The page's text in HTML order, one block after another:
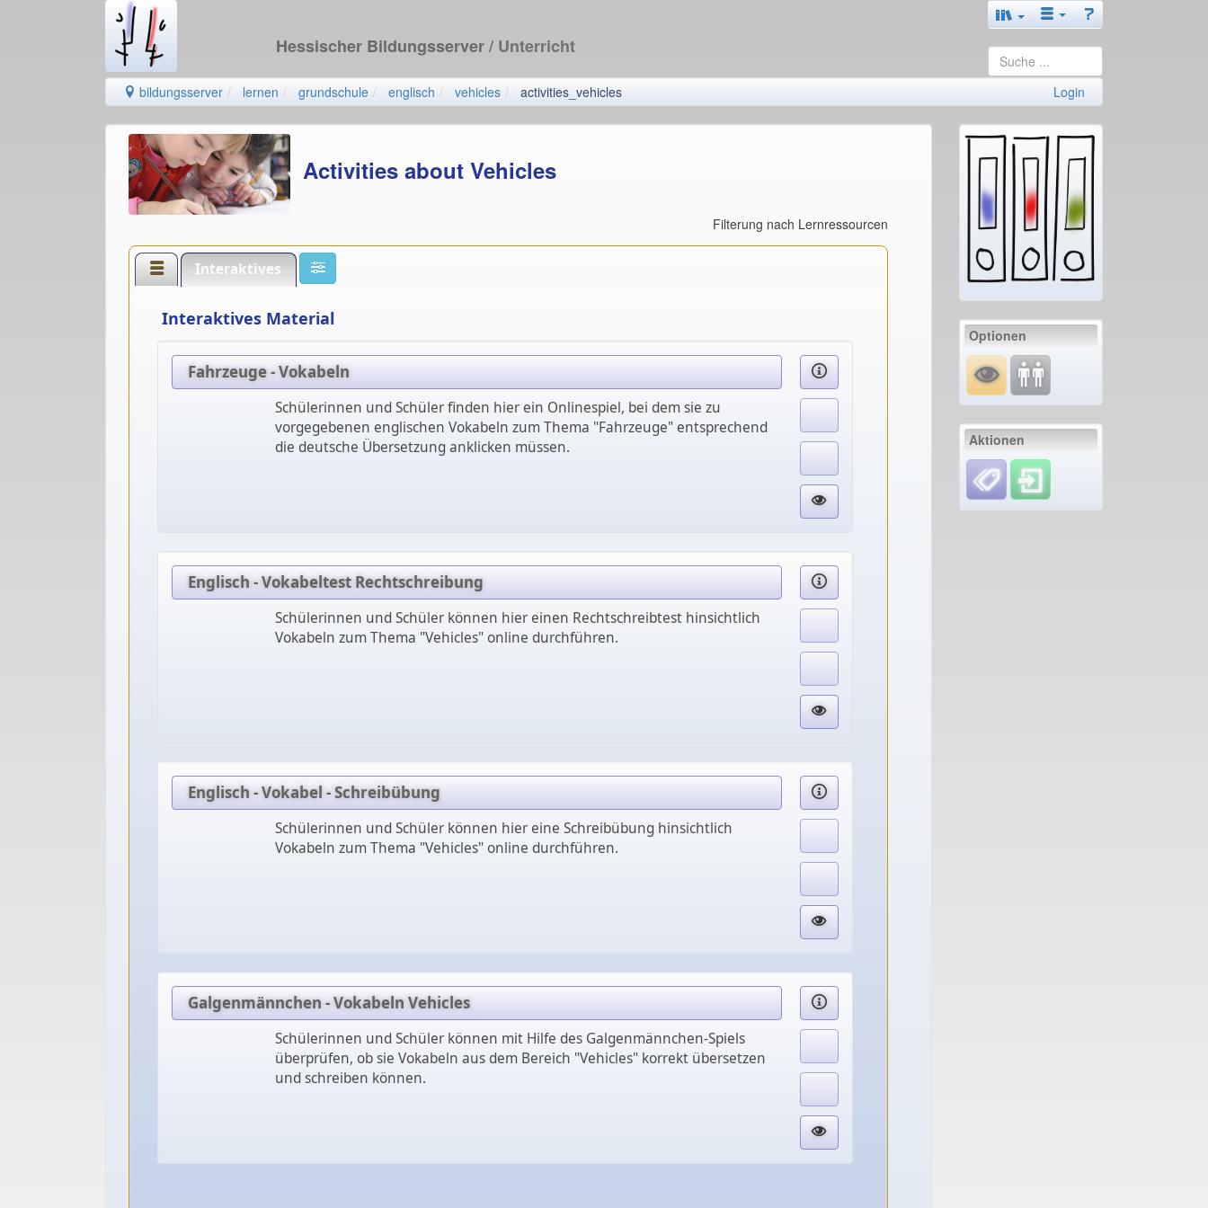
Hessischer Bildungsserver/ Unterricht
bildungsserver lernen grundschule englisch vehicles activities_vehicles Login
Activities about Vehicles
Filterung nach Lernressourcen
Interaktives
Interaktives Material
Fahrzeuge - Vokabeln
Schülerinnen und Schüler finden hier ein Onlinespiel, bei dem sie zu
vorgegebenen englischen Vokabeln zum Thema "Fahrzeuge" entsprechend
die deutsche Übersetzung anklicken müssen.
Englisch - Vokabeltest Rechtschreibung
Schülerinnen und Schüler können hier einen Rechtschreibtest hinsichtlich
Vokabeln zum Thema "Vehicles" online durchführen.
Englisch - Vokabel - Schreibübung
Schülerinnen und Schüler können hier eine Schreibübung hinsichtlich
Vokabeln zum Thema "Vehicles" online durchführen.
Galgenmännchen - Vokabeln Vehicles
Schülerinnen und Schüler können mit Hilfe des Galgenmännchen-Spiels
überprüfen, ob sie Vokabeln aus dem Bereich "Vehicles" korrekt übersetzen
und schreiben können.
Optionen
Aktionen